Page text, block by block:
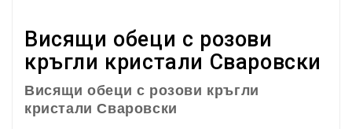
Висящи обеци с розови
кръгли кристали Сваровски
Висящи обеци с розови кръгли
кристали Сваровски